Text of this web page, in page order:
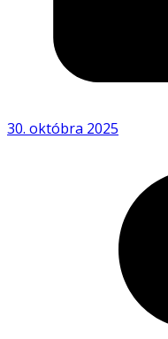
30. októbra 2025